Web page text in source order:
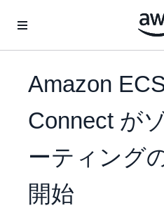
Amazon
Connect が
ーティング
開始